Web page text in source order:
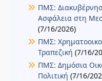
ΠΜΣ:
Ασφάλεια στη
(7/16/2026)
ΠΜΣ:
Τραπεζική (7/16/
ΠΜΣ: Δημόσια
Πολιτική (7/16/